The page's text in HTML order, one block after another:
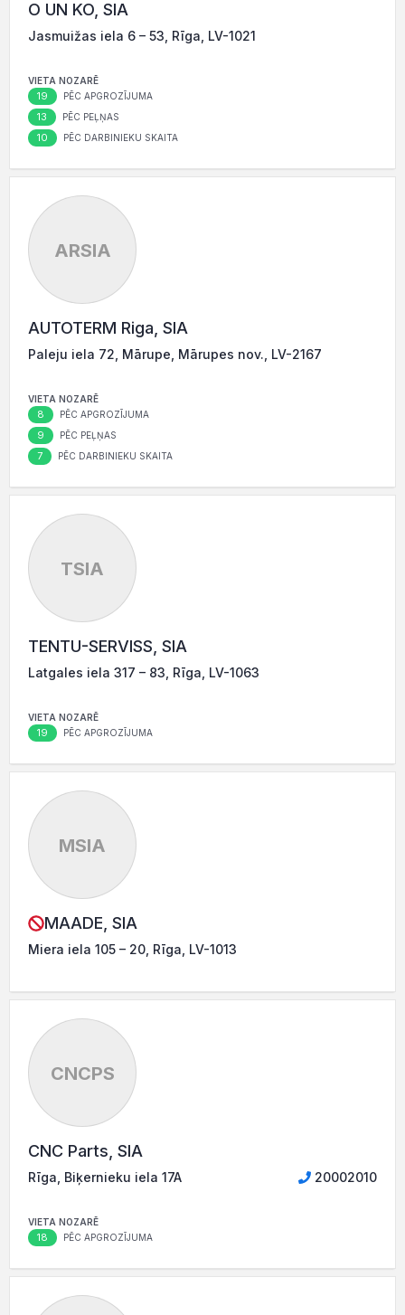
O UN KO, SIA
Jasmuižas iela 6 – 53, Rīga, LV-1021
VIETA NOZARĒ
19 PĒC APGROZĪJUMA
13 PĒC PEĻŅAS
10 PĒC DARBINIEKU SKAITA
ARSIA
AUTOTERM Riga, SIA
Paleju iela 72, Mārupe, Mārupes nov., LV-2167
VIETA NOZARĒ
8 PĒC APGROZĪJUMA
9 PĒC PEĻŅAS
7 PĒC DARBINIEKU SKAITA
TSIA
TENTU-SERVISS, SIA
Latgales iela 317 – 83, Rīga, LV-1063
VIETA NOZARĒ
19 PĒC APGROZĪJUMA
MSIA
MAADE, SIA
Miera iela 105 – 20, Rīga, LV-1013
CNCPS
CNC Parts, SIA
Rīga, Biķernieku iela 17A 20002010
VIETA NOZARĒ
18 PĒC APGROZĪJUMA